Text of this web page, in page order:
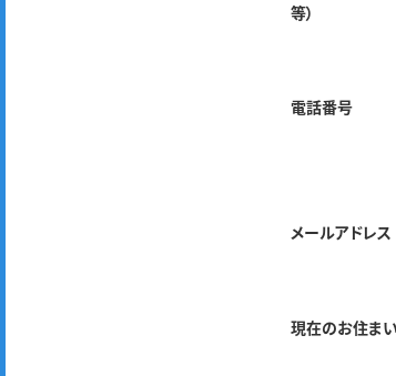
等）
電話番号
メールアドレス
現在のお住まい